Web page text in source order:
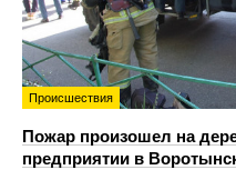
Происшествия
Пожар произошел на
предприятии в